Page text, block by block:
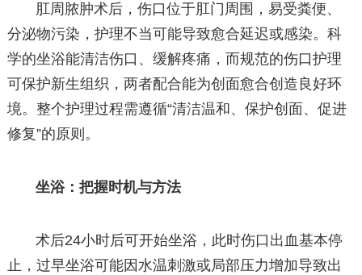
肛周脓肿术后，伤口位于肛门周围，易受粪便、
分泌物污染，护理不当可能导致愈合延迟或感染。科
学的坐浴能清洁伤口、缓解疼痛，而规范的伤口护理
可保护新生组织，两者配合能为创面愈合创造良好环
境。整个护理过程需遵循“清洁温和、保护创面、促进
修复”的原则。
坐浴：把握时机与方法
术后24小时后可开始坐浴，此时伤口出血基本停
止，过早坐浴可能因水温刺激或局部压力增加导致出